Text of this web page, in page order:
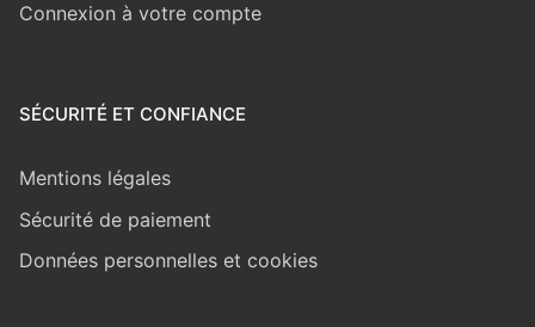
Connexion à votre compte
SÉCURITÉ ET CONFIANCE
Mentions légales
Sécurité de paiement
Données personnelles et cookies